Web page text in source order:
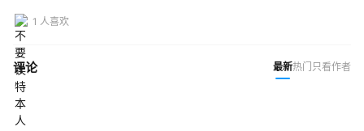
1 人喜欢
评论 最新热门 只看作者